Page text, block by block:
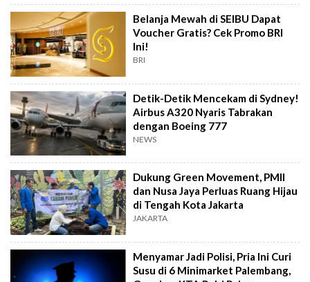
Belanja Mewah di SEIBU Dapat
Voucher Gratis? Cek Promo BRI
Ini!
BRI
Detik-Detik Mencekam di Sydney!
Airbus A320 Nyaris Tabrakan
dengan Boeing 777
NEWS
Dukung Green Movement, PMII
dan Nusa Jaya Perluas Ruang Hijau
di Tengah Kota Jakarta
JAKARTA
Menyamar Jadi Polisi, Pria Ini Curi
Susu di 6 Minimarket Palembang,